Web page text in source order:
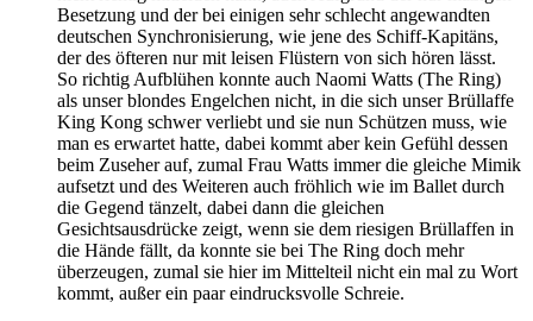
Besetzung und der bei einigen sehr schlecht angewandten
deutschen Synchronisierung, wie jene des Schiff-Kapitäns,
der des öfteren nur mit leisen Flüstern von sich hören lässt.
So richtig Aufblühen konnte auch Naomi Watts (The Ring)
als unser blondes Engelchen nicht, in die sich unser Brüllaffe
King Kong schwer verliebt und sie nun Schützen muss, wie
man es erwartet hatte, dabei kommt aber kein Gefühl dessen
beim Zuseher auf, zumal Frau Watts immer die gleiche Mimik
aufsetzt und des Weiteren auch fröhlich wie im Ballet durch
die Gegend tänzelt, dabei dann die gleichen
Gesichtsausdrücke zeigt, wenn sie dem riesigen Brüllaffen in
die Hände fällt, da konnte sie bei The Ring doch mehr
überzeugen, zumal sie hier im Mittelteil nicht ein mal zu Wort
kommt, außer ein paar eindrucksvolle Schreie.